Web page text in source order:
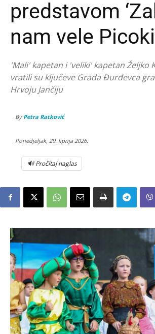
predstavom
nam vele
'Mali' kapetan i 'veliki' kapetan Željko
vratili su ključeve Grada Đurđevca
Hrvoju Jančiju
By Petra Ratković
Ponedjeljak, 29. lipnja 2026.
🔊 Pročitaj naglas